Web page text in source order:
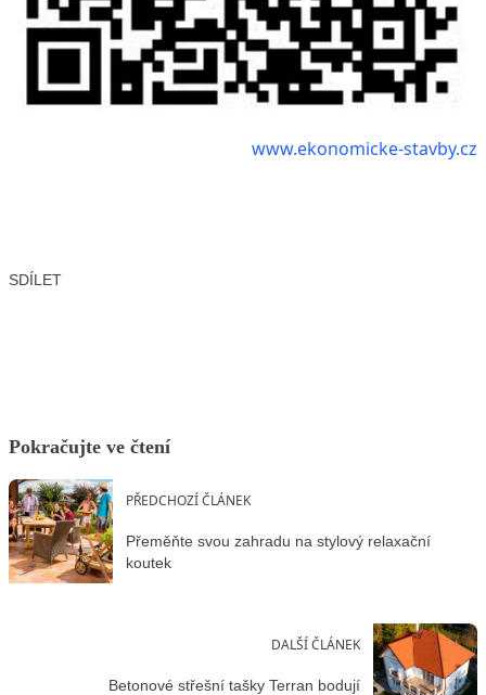
www.ekonomicke-stavby.cz
SDÍLET
Pokračujte ve čtení
PŘEDCHOZÍ ČLÁNEK
Přeměňte svou zahradu na stylový relaxační
koutek
DALŠÍ ČLÁNEK
Betonové střešní tašky Terran bodují